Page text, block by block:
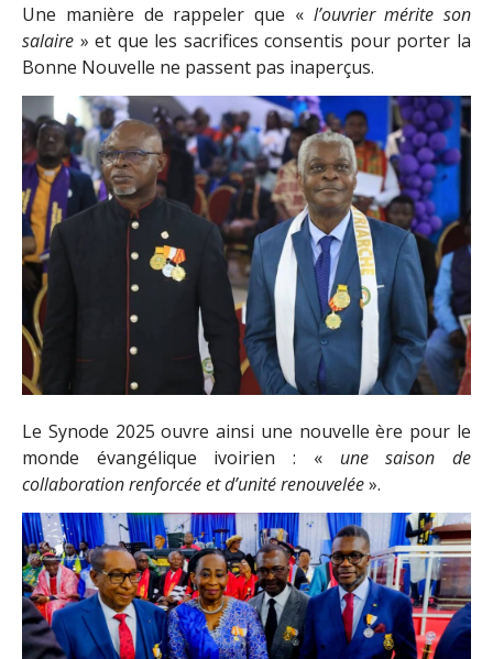
Une manière de rappeler que « l’ouvrier mérite son
salaire » et que les sacrifices consentis pour porter la
Bonne Nouvelle ne passent pas inaperçus.
Le Synode 2025 ouvre ainsi une nouvelle ère pour le
monde évangélique ivoirien : « une saison de
collaboration renforcée et d’unité renouvelée».